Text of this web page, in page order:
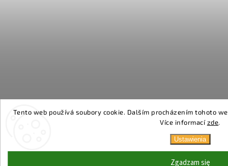
Tento web používá soubory cookie. Dalším procházením tohoto
Více informacízde.
Ustawienia
Zgadzam się